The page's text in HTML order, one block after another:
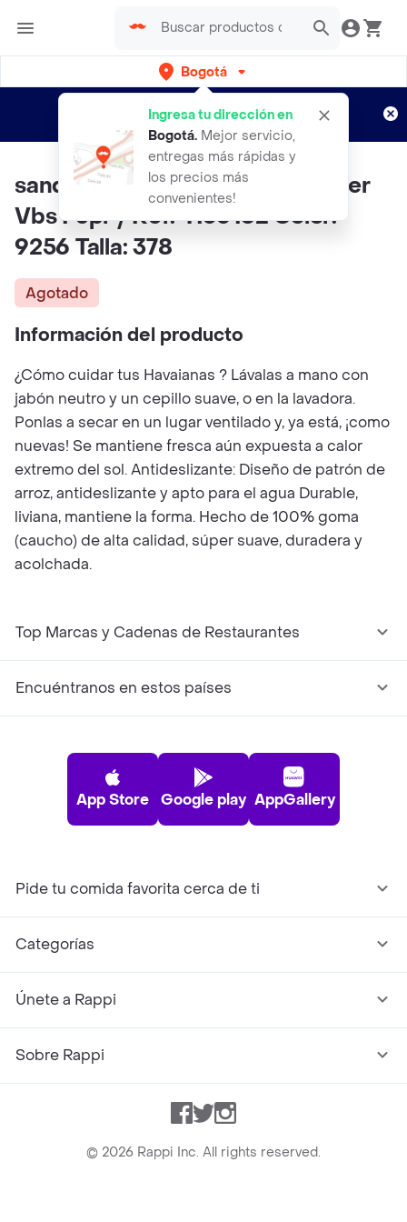
Bogotá
Ingresa tu dirección en
Bogotá. Mejor servicio,
entregas más rápidas y
los precios más
convenientes!
envíos gratis por semanas
Aplican TyC
sandalias Havaianas Top Summer
Vbs Fcpr / Ref: 4150162 Color:
9256 Talla: 378
Agotado
Información del producto
¿Cómo cuidar tus Havaianas ? Lávalas a mano con
jabón neutro y un cepillo suave, o en la lavadora.
Ponlas a secar en un lugar ventilado y, ya está, ¡como
nuevas! Se mantiene fresca aún expuesta a calor
extremo del sol. Antideslizante: Diseño de patrón de
arroz, antideslizante y apto para el agua Durable,
liviana, mantiene la forma. Hecho de 100% goma
(caucho) de alta calidad, súper suave, duradera y
acolchada.
Top Marcas y Cadenas de Restaurantes
Encuéntranos en estos países
App Store Google play AppGallery
Pide tu comida favorita cerca de ti
Categorías
Únete a Rappi
Sobre Rappi
Facebook
TwitterInstagram
© 2026 Rappi Inc. All rights reserved.